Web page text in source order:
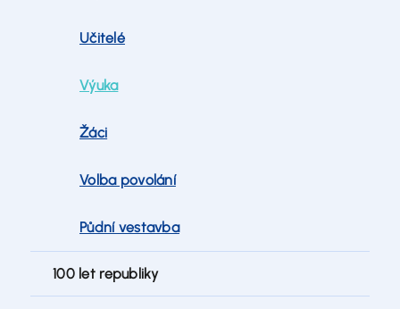
Učitelé
Výuka
Žáci
Volba povolání
Půdní vestavba
100 let republiky